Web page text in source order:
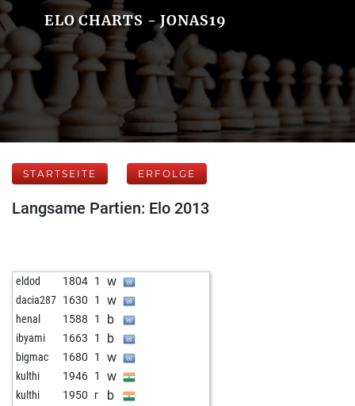
ELO CHARTS - JONAS19
STARTSEITE ERFOLGE
Langsame Partien: Elo 2013
eldod 1804 1 w
dacia287 1630 1 w
henal 1588 1 b
ibyami 1663 1 b
bigmac 1680 1 w
kulthi 1946 1 w
kulthi 1950 r b